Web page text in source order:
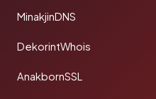
MinakjinDNS
DekorintWhois
AnakbornSSL